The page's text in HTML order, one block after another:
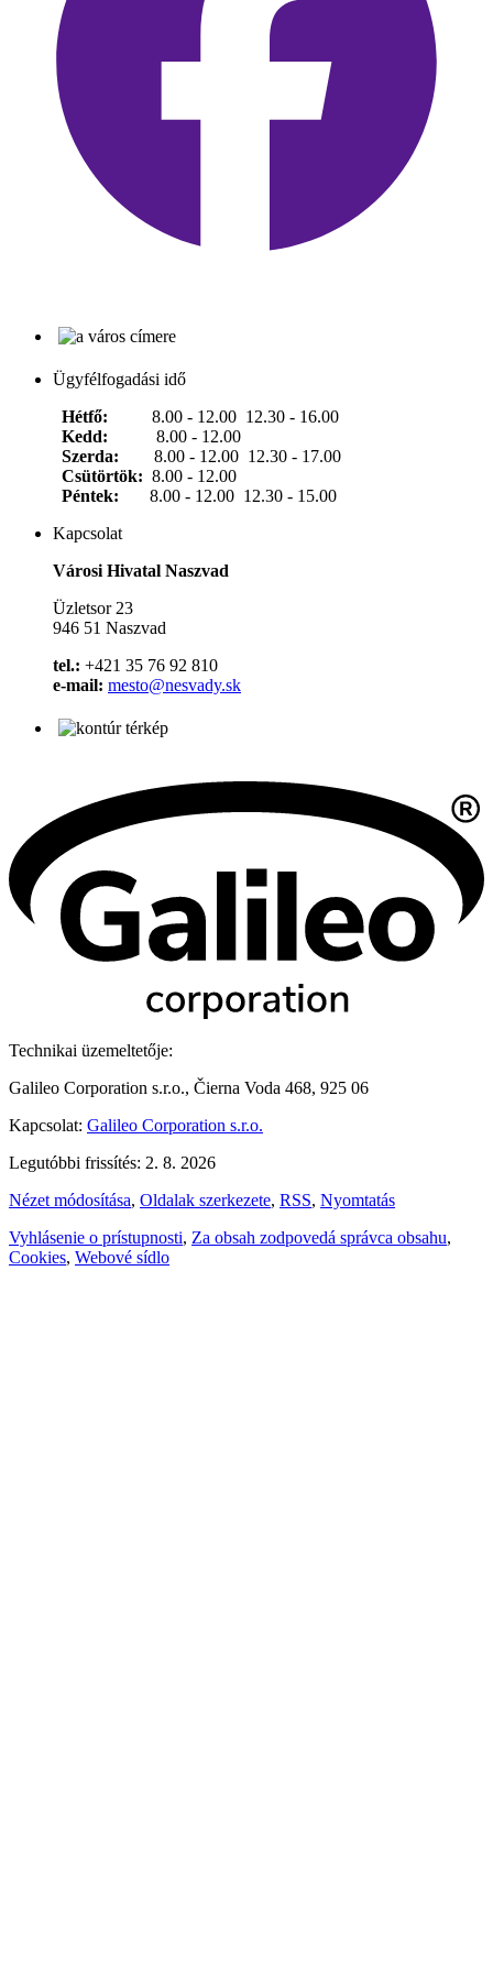
Ügyfélfogadási idő
Hétfő:
8.00 - 12.00 12.30 - 16.00
Kedd: 8.00 - 12.00
Szerda: 8.00 - 12.00 12.30 - 17.00
Csütörtök: 8.00 - 12.00
Péntek:
8.00 - 12.00 12.30 - 15.00
Kapcsolat
Városi Hivatal Naszvad
Üzletsor 23
946 51 Naszvad
tel.: +421 35 76 92 810
e-mail: mesto@nesvady.sk
Technikai üzemeltetője:
Galileo Corporation s.r.o., Čierna Voda 468, 925 06
Kapcsolat: Galileo Corporation s.r.o.
Legutóbbi frissítés: 2. 8. 2026
Nézet módosítása, Oldalak szerkezete, RSS, Nyomtatás
Vyhlásenie o prístupnosti, Za obsah zodpovedá správca obsahu,
Cookies, Webové sídlo